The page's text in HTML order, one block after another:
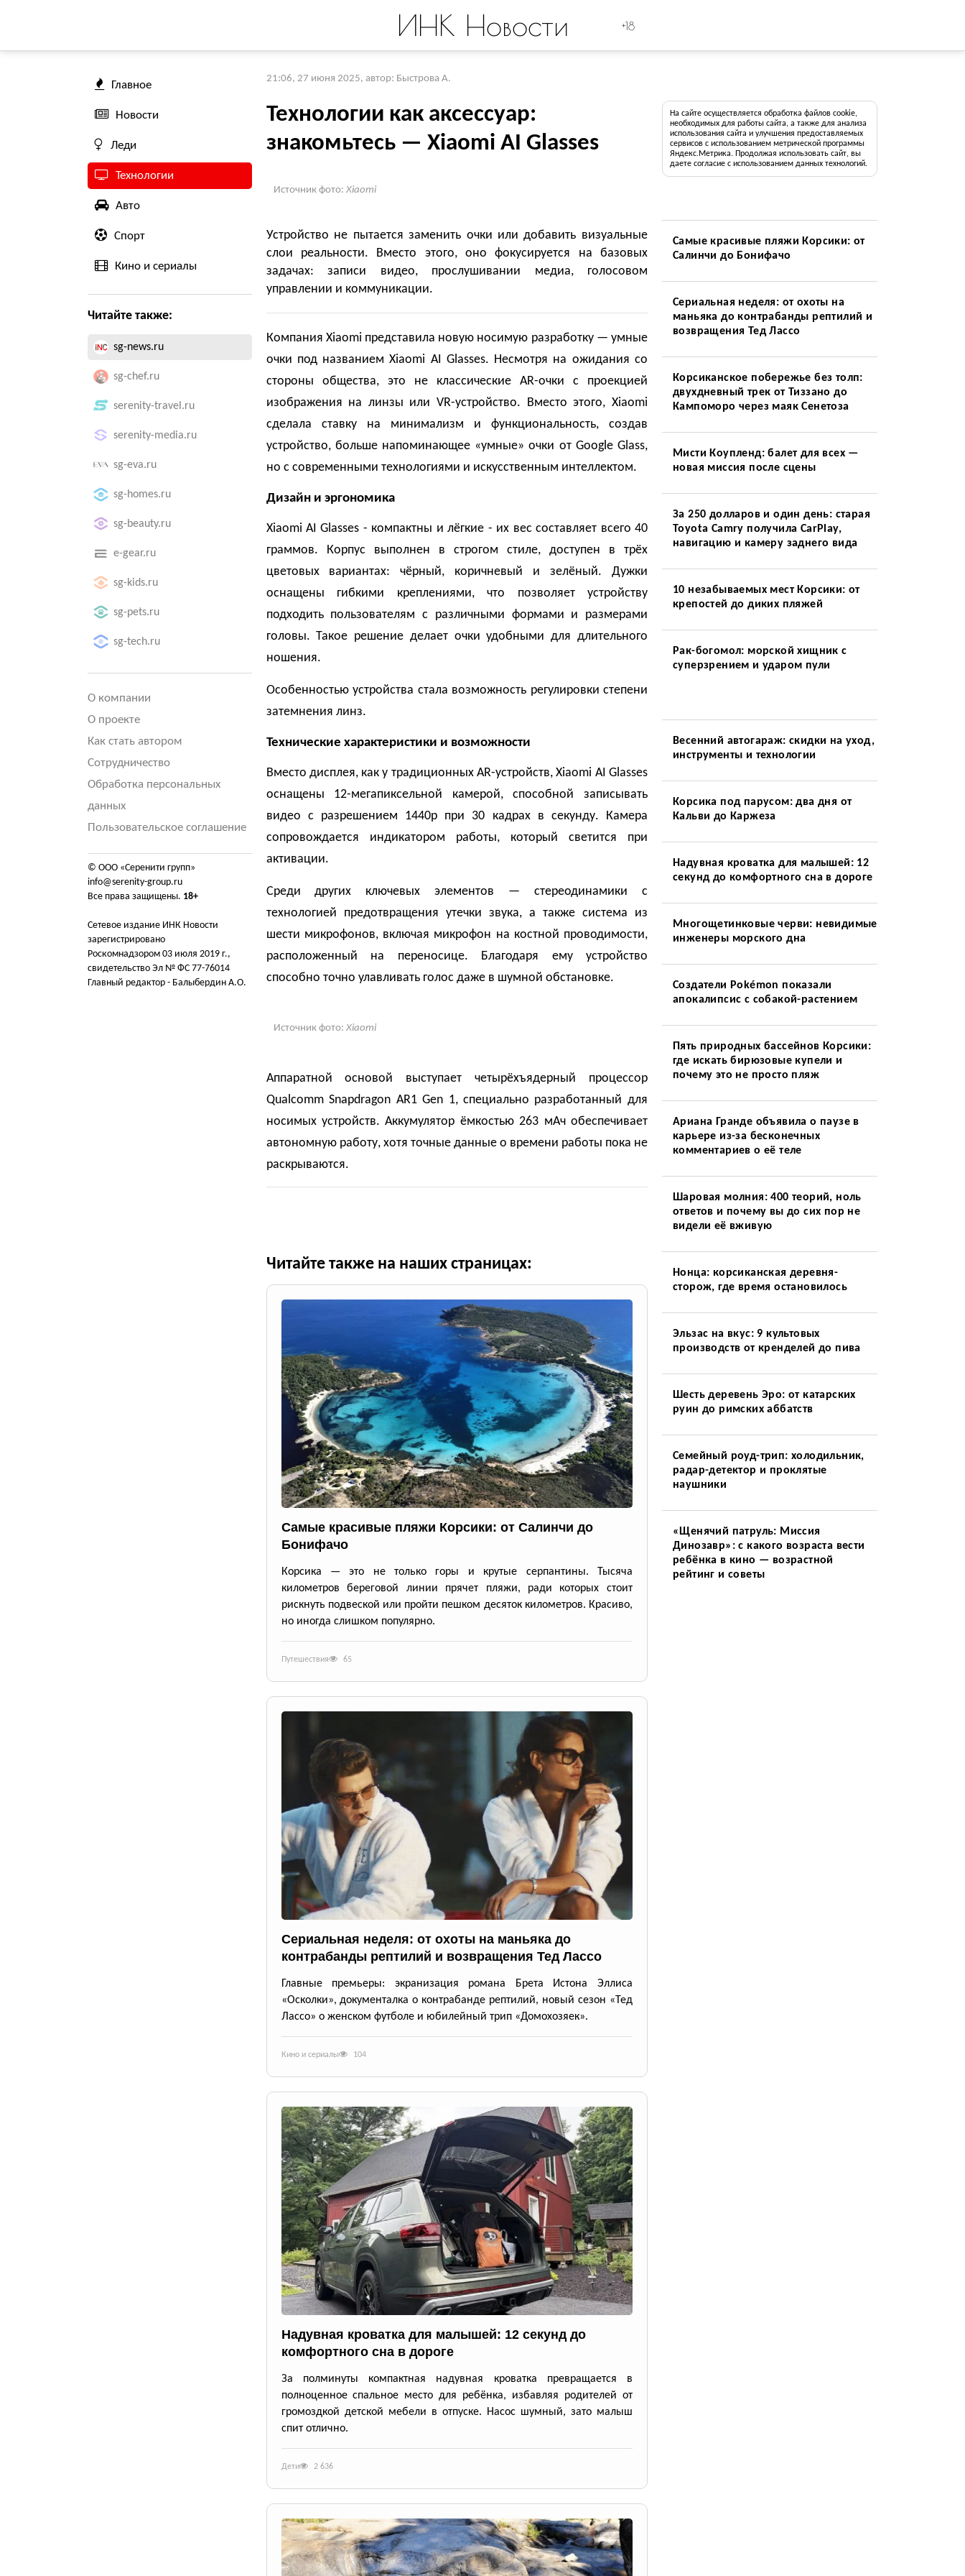
ИНК Новости +18
Главное
Новости
Леди
Технологии
Авто
Спорт
Кино и сериалы
Читайте также:
sg-news.ru
sg-chef.ru
serenity-travel.ru
serenity-media.ru
sg-eva.ru
sg-homes.ru
sg-beauty.ru
e-gear.ru
sg-kids.ru
sg-pets.ru
sg-tech.ru
О компании
О проекте
Как стать автором
Сотрудничество
Обработка персональных
данных
Пользовательское соглашение
© ООО «Серенити групп»
info@serenity-group.ru
Все права защищены. 18+
Сетевое издание ИНК Новости
зарегистрировано
Роскомнадзором 03 июля 2019 г.,
свидетельство Эл № ФС 77-76014
Главный редактор - Балыбердин А.О.
21:06, 27 июня 2025, автор: Быстрова А.
Технологии как аксессуар:
знакомьтесь — Xiaomi AI Glasses
Источник фото: Xiaomi
Устройство не пытается заменить очки или добавить визуальные
слои реальности. Вместо этого, оно фокусируется на базовых
задачах: записи видео, прослушивании медиа, голосовом
управлении и коммуникации.
Компания Xiaomi представила новую носимую разработку — умные
очки под названием Xiaomi AI Glasses. Несмотря на ожидания со
стороны общества, это не классические AR-очки с проекцией
изображения на линзы или VR-устройство. Вместо этого, Xiaomi
сделала ставку на минимализм и функциональность, создав
устройство, больше напоминающее «умные» очки от Google Glass,
но с современными технологиями и искусственным интеллектом.
Дизайн и эргономика
Xiaomi AI Glasses - компактны и лёгкие - их вес составляет всего 40
граммов. Корпус выполнен в строгом стиле, доступен в трёх
цветовых вариантах: чёрный, коричневый и зелёный. Дужки
оснащены гибкими креплениями, что позволяет устройству
подходить пользователям с различными формами и размерами
головы. Такое решение делает очки удобными для длительного
ношения.
Особенностью устройства стала возможность регулировки степени
затемнения линз.
Технические характеристики и возможности
Вместо дисплея, как у традиционных AR-устройств, Xiaomi AI Glasses
оснащены 12-мегапиксельной камерой, способной записывать
видео с разрешением 1440p при 30 кадрах в секунду. Камера
сопровождается индикатором работы, который светится при
активации.
Среди других ключевых элементов — стереодинамики с
технологией предотвращения утечки звука, а также система из
шести микрофонов, включая микрофон на костной проводимости,
расположенный на переносице. Благодаря ему устройство
способно точно улавливать голос даже в шумной обстановке.
Источник фото: Xiaomi
Аппаратной основой выступает четырёхъядерный процессор
Qualcomm Snapdragon AR1 Gen 1, специально разработанный для
носимых устройств. Аккумулятор ёмкостью 263 мАч обеспечивает
автономную работу, хотя точные данные о времени работы пока не
раскрываются.
Читайте также на наших страницах:
Самые красивые пляжи Корсики: от Салинчи до
Бонифачо
Корсика — это не только горы и крутые серпантины. Тысяча
километров береговой линии прячет пляжи, ради которых стоит
рискнуть подвеской или пройти пешком десяток километров. Красиво,
но иногда слишком популярно.
Путешествия 65
Сериальная неделя: от охоты на маньяка до
контрабанды рептилий и возвращения Тед Лассо
Главные премьеры: экранизация романа Брета Истона Эллиса
«Осколки», документалка о контрабанде рептилий, новый сезон «Тед
Лассо» о женском футболе и юбилейный трип «Домохозяек».
Кино и сериалы 104
Надувная кроватка для малышей: 12 секунд до
комфортного сна в дороге
За полминуты компактная надувная кроватка превращается в
полноценное спальное место для ребёнка, избавляя родителей от
громоздкой детской мебели в отпуске. Насос шумный, зато малыш
спит отлично.
Дети 2 636
На сайте осуществляется обработка файлов cookie,
необходимых для работы сайта, а также для анализа
использования сайта и улучшения предоставляемых
сервисов с использованием метрической программы
Яндекс.Метрика. Продолжая использовать сайт, вы
даете согласие с использованием данных технологий.
Самые красивые пляжи Корсики: от
Салинчи до Бонифачо
Сериальная неделя: от охоты на
маньяка до контрабанды рептилий и
возвращения Тед Лассо
Корсиканское побережье без толп:
двухдневный трек от Тиззано до
Кампоморо через маяк Сенетоза
Мисти Коупленд: балет для всех —
новая миссия после сцены
За 250 долларов и один день: старая
Toyota Camry получила CarPlay,
навигацию и камеру заднего вида
10 незабываемых мест Корсики: от
крепостей до диких пляжей
Рак-богомол: морской хищник с
суперзрением и ударом пули
Весенний автогараж: скидки на уход,
инструменты и технологии
Корсика под парусом: два дня от
Кальви до Каржеза
Надувная кроватка для малышей: 12
секунд до комфортного сна в дороге
Многощетинковые черви: невидимые
инженеры морского дна
Создатели Pokémon показали
апокалипсис с собакой-растением
Пять природных бассейнов Корсики:
где искать бирюзовые купели и
почему это не просто пляж
Ариана Гранде объявила о паузе в
карьере из-за бесконечных
комментариев о её теле
Шаровая молния: 400 теорий, ноль
ответов и почему вы до сих пор не
видели её вживую
Нонца: корсиканская деревня-
сторож, где время остановилось
Эльзас на вкус: 9 культовых
производств от кренделей до пива
Шесть деревень Эро: от катарских
руин до римских аббатств
Семейный роуд-трип: холодильник,
радар-детектор и проклятые
наушники
«Щенячий патруль: Миссия
Динозавр»: с какого возраста вести
ребёнка в кино — возрастной
рейтинг и советы